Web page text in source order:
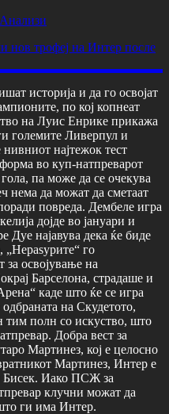
Анализи
историја и да го освојат
по кој копнеат
на Луис Енрике прикажа
големите Ливерпул и
најтежок тест
во куп-натпреварот
па може да се очекува
нема да можат да сметаат
повреда. Дембеле игра
дојде во јануари и
Дуе најавува дека ќе биде
„Нераѕурите“ го
за освојување на
Барселона, страдаше и
каде што ќе се игра
на Скудетото,
тим полн со искуство, што
Добра вест за
Мартинез, кој е целосно
Мартинез, Интер е
Бисек. Иако ПСЖ за
клучни можат да
ги има Интер.